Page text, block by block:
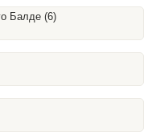
Балде (6)